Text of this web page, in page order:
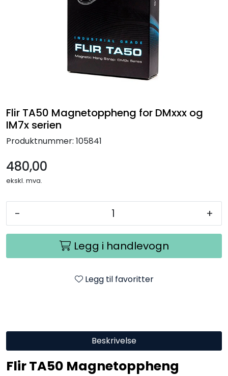
Flir TA50 Magnetoppheng for DMxxx og
IM7x serien
Produktnummer: 105841
480,00
ekskl. mva.
- +
Legg i handlevogn
Legg til favoritter
Beskrivelse
Flir TA50 Magnetoppheng
Navigasjon & Kommunikasjon
Tilbehør
Kampanjer
Outlet